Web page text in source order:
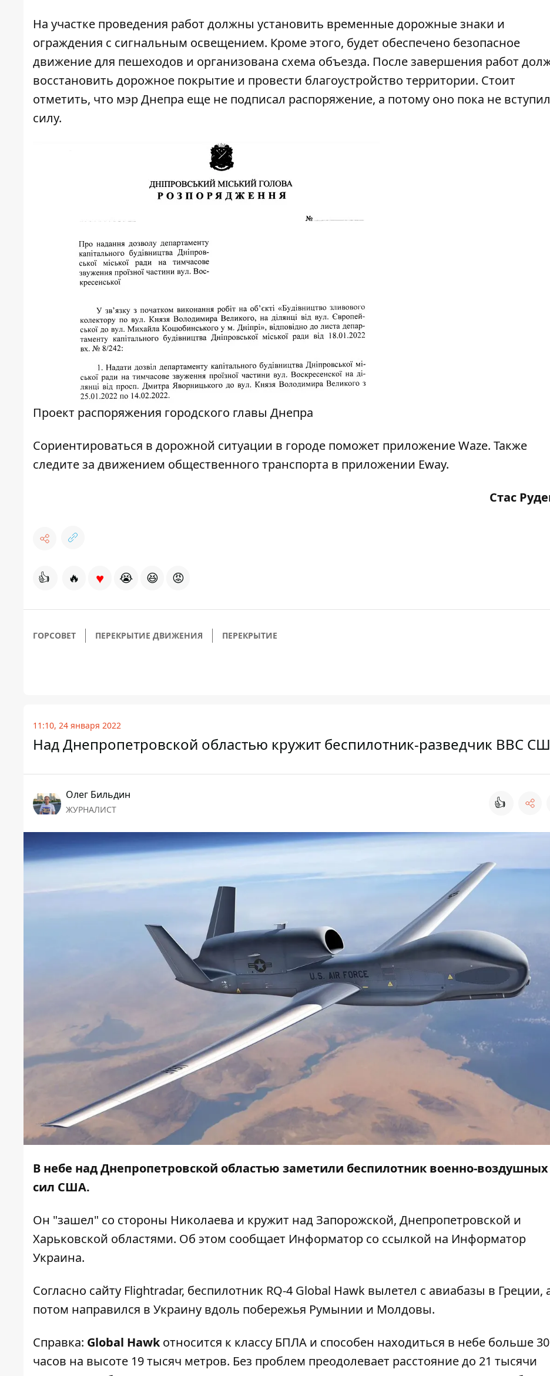
На участке проведения работ должны установить временные дорожные знаки и
ограждения с сигнальным освещением. Кроме этого, будет обеспечено безопасное
движение для пешеходов и организована схема объезда. После завершения работ
восстановить дорожное покрытие и провести благоустройство территории. Стоит
отметить, что мэр Днепра еще не подписал распоряжение, а потому оно пока не
силу.
Проект распоряжения городского главы Днепра
Сориентироваться в дорожной ситуации в городе поможет приложениеWaze. Также
следите за движением общественного транспорта в приложении Eway.
Стас
👍 🔥 ♥ 😭 😆 😡
ГОРСОВЕТ ПЕРЕКРЫТИЕ ДВИЖЕНИЯ ПЕРЕКРЫТИЕ
11:10, 24 января 2022
Над Днепропетровской областью кружит беспилотник-разведчик ВВС
Олег Бильдин
ЖУРНАЛИСТ 👍
В небе над Днепропетровской областью заметили беспилотник военно-воздушных
сил США.
Он "зашел" со стороны Николаева и кружит над Запорожской, Днепропетровской и
Харьковской областями. Об этом сообщает Информатор со ссылкой на Информатор
Украина.
Согласно сайту Flightradar, беспилотник RQ-4 Global Hawk вылетел с авиабазы в Греции,
потом направился в Украину вдоль побережья Румынии и Молдовы.
Справка: Global Hawkотносится к классу БПЛА и способен находиться в небе больше 30
часов на высоте 19 тысяч метров. Без проблем преодолевает расстояние до 21 тысячи